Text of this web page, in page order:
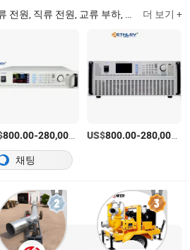
, 교류 부하, 직류 부하, 프로그래머블 교류 전원, 그리드 시뮬레이터, 양방향 직류 전원 공급 장치, 태양광 시뮬레이터, 배터리 시뮬레이터, 반섬락 시험 부하 더 보기 +
800.00-280,000.00 /unit
US$800.00-280,000.00
채팅